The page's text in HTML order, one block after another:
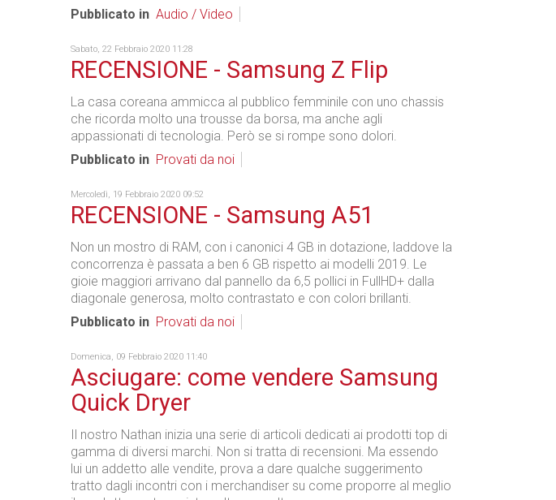
Pubblicato in Audio / Video
Sabato, 22 Febbraio 2020 11:28
RECENSIONE - Samsung Z Flip
La casa coreana ammicca al pubblico femminile con uno chassis
che ricorda molto una trousse da borsa, ma anche agli
appassionati di tecnologia. Però se si rompe sono dolori.
Pubblicato in Provati da noi
Mercoledì, 19 Febbraio 2020 09:52
RECENSIONE - Samsung A51
Non un mostro di RAM, con i canonici 4 GB in dotazione, laddove la
concorrenza è passata a ben 6 GB rispetto ai modelli 2019. Le
gioie maggiori arrivano dal pannello da 6,5 pollici in FullHD+ dalla
diagonale generosa, molto contrastato e con colori brillanti.
Pubblicato in Provati da noi
Domenica, 09 Febbraio 2020 11:40
Asciugare: come vendere Samsung
Quick Dryer
Il nostro Nathan inizia una serie di articoli dedicati ai prodotti top di
gamma di diversi marchi. Non si tratta di recensioni. Ma essendo
lui un addetto alle vendite, prova a dare qualche suggerimento
tratto dagli incontri con i merchandiser su come proporre al meglio